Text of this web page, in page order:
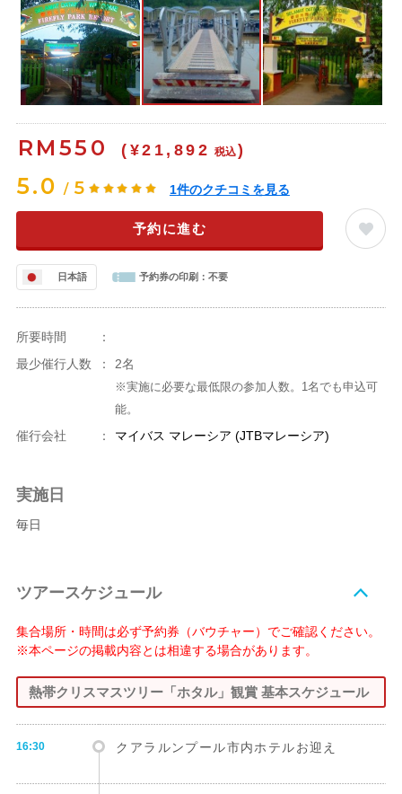
RM 550 (¥21,892 税込)
5.0 / 5 1件のクチコミを見る
予約に進む
日本語 予約券の印刷： 不要
所要時間
：
最少催行人数
： 2名
※実施に必要な最低限の参加人数。1名でも申込可
能。
催行会社 ： マイバス マレーシア (JTBマレーシア)
実施日
毎日
ツアースケジュール
集合場所・時間は必ず予約券（バウチャー）でご確認ください。
※本ページの掲載内容とは相違する場合があります。
熱帯クリスマスツリー「ホタル」観賞 基本スケジュール
16:30 クアラルンプール市内ホテルお迎え